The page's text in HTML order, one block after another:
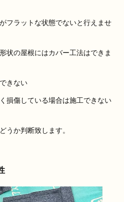
フラットな状態でないと行えませ
状の屋根にはカバー工法はできま
きない
損傷している場合は施工できない
うか判断致します。